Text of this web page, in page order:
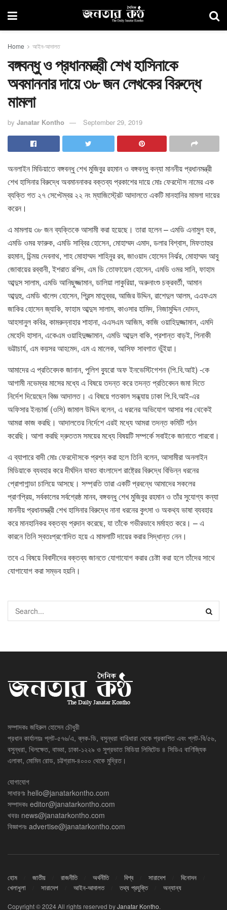
Home আইন-আদালত
বঙ্গবন্ধু ও প্রধানমন্ত্রী শেখ হাসিনাকে
অবমাননার দায়ে ৩৮ জন লেখকের বিরুদ্ধে
মামলা
by Janatar Kontho September 29, 2019
অনলাইন মিডিয়াতে বঙ্গবন্ধু শেখ মুজিবুর রহমান ও বঙ্গবন্ধু কন্যা মাননীয় প্রধানমন্ত্রী
শেখ হাসিনার বিরুদ্ধে অবমাননাকর বক্তব্য প্রকাশের দায়ে মোঃ ফেরদৌস নামের এক
ব্যক্তি গত ২৭ সেপ্টেম্বর ২২ নং ম্যাজিস্ট্রেট আদালতে একটি মানহানির মামলা দায়ের
করেন।
এ মামলায় ৩৮ জন ব্যক্তিকে আসামী করা হয়েছে। তারা হলেন – এমডি এনামুল হক,
এমডি ওমর ফারুক, এমডি সাব্বির হোসেন, মোহাম্মদ এমাদ, ডলার বিশ্বাস, মিফতাহুর
রহমান, চিন্ময় দেবনাথ, শাহ মোহাম্মদ শাহিনুর রব, জাওয়াদ হোসেন নির্ঝর, মোহাম্মদ আবু
জোবায়ের রব্বানী, ইশরাত রশিদ, এম ডি তোফায়েল হোসেন, এমডি ওমর সানি, ফাহাম
আব্দুস সালাম, এমডি আনিছুজ্জামান, ডালিয়া লাকুরিয়া, অরুনাংশু চক্রবর্তী, আমান
আব্দুহু, এমডি খালেদ হোসেন, প্রিন্স মাতুব্বর, আজির উদ্দিন, রাশেদুল আলম, এএফএম
জাকির হোসেন জ্যাকি, ফাহাম আব্দুস সালাম, কাওসার হামিদ, নিজামুদ্দিন দোদন,
আহসানুল কবির, কামরুন্নাহার শাহানা, এএসএম আজিম, কাজি ওয়াহিদুজ্জামান, এমদি
মেহেদি হাসান, একেএম ওয়াহিদুজ্জামান, এমডি আব্দুল বাকি, প্রশান্ত বাড়ই, পিনাকী
ভট্টাচার্য, এম কয়সর আহমেদ, এম এ মালেক, আসিফ সাবগাত ভুঁইয়া।
আমাদের এ প্রতিবেদক জানান, পুলিশ ব্যুরো অফ ইনভেস্টিগেশন (পি.বি.আই) -কে
আগামী নভেম্বর মাসের মধ্যে এ বিষয়ে তদন্ত করে তদন্ত প্রতিবেদন জমা দিতে
নির্দেশ দিয়েছেন বিজ্ঞ আদালত। এ বিষয়ে গতকাল সন্ধ্যায় ঢাকা পি.বি.আই-এর
অফিসার ইনচার্জ (ওসি) জামাল উদ্দিন বলেন, এ ধরনের অভিযোগ আসার পর থেকেই
আমরা কাজ করছি। আদালতের নির্দেশে এরই মধ্যে আমরা তদন্ত কমিটি গঠন
করেছি। আশা করছি দ্রুততম সময়ের মধ্যে বিষয়টি সম্পর্কে সবাইকে জানাতে পারবো।
এ ব্যাপারে বাদী মোঃ ফেরদৌসকে প্রশ্ন করা হলে তিনি বলেন, আসামীরা অনলাইন
মিডিয়াকে ব্যবহার করে দীর্ঘদিন যাবত বাংলাদেশ রাষ্ট্রের বিরুদ্ধে বিভিন্ন ধরনের
প্রোপাগান্ডা চালিয়ে আসছে। সম্প্রতি তারা একটি প্রবন্ধে আমাদের সকলের
প্রাণপ্রিয়, সর্বকালের সর্বশ্রেষ্ঠ মানব, বঙ্গবন্ধু শেখ মুজিবুর রহমান ও তাঁর সুযোগ্য কন্যা
মাননীয় প্রধানমন্ত্রী শেখ হাসিনার বিরুদ্ধে নানা ধরনের কুৎসা ও অকথ্য ভাষা ব্যবহার
করে মানহানিকর বক্তব্য প্রদান করেছে, যা তাঁকে গভীরভাবে মর্মাহত করে। – এ
কারনে তিনি স্বতঃপ্রণোদিত হয়ে এ মামলাটি দায়ের করার সিদ্ধান্ত নেন।
তবে এ বিষয়ে বিবাদীদের বক্তব্য জানতে যোগাযোগ করার চেষ্টা করা হলে তাঁদের সাথে
যোগাযোগ করা সম্ভব হয়নি।
সম্পাদকঃ জহিরুল হোসেন চৌধুরী
প্রধান কার্যালয়ঃ প্লট-৫৭৬/এ, ব্লক-ডি, বসুন্ধরা বারিধারা থেকে প্রকাশিত এবং প্লট-বি/৫৬,
বসুন্ধরা, খিলক্ষেত, বাড্ডা, ঢাকা-১২২৯ ও সুপ্রভাত মিডিয়া লিমিটেড ৪ সিডিএ বাণিজ্যিক
এলাকা, মোমিন রোড, চট্টগ্রাম-৪০০০ থেকে মুদ্রিত।
যোগাযোগ
সাধারণঃ hello@janatarkontho.com
সম্পাদকঃ editor@janatarkontho.com
খবরঃ news@janatarkontho.com
বিজ্ঞাপনঃ advertise@janatarkontho.com
হোম জাতীয় রাজনীতি অর্থনীতি বিশ্ব সারাদেশ
বিনোদন
খেলাধুলা
সারাদেশ আইন-আদালত তথ্য প্রযুক্তি অন্যান্য
Copyright © 2024 All rights reserved byJanatar Kontho.